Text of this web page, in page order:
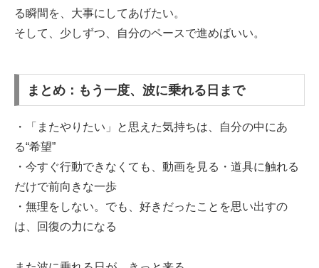
る瞬間を、大事にしてあげたい。
そして、少しずつ、自分のペースで進めばいい。
まとめ：もう一度、波に乗れる日まで
・「またやりたい」と思えた気持ちは、自分の中にあ
る“希望”
・今すぐ行動できなくても、動画を見る・道具に触れる
だけで前向きな一歩
・無理をしない。でも、好きだったことを思い出すの
は、回復の力になる